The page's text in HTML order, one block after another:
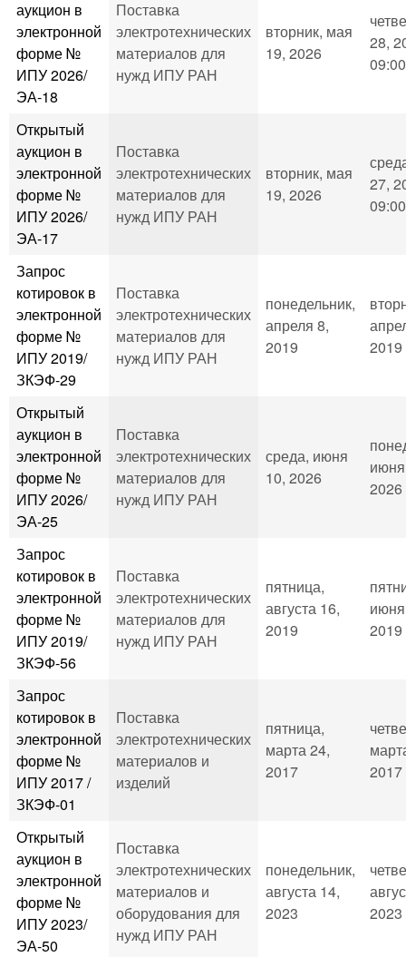
аукцион в
электронной
форме №
ИПУ 2026/
ЭА-18
Поставка
электротехнических
материалов для
нужд ИПУ РАН
вторник, мая
19, 2026
28,
09:00
Открытый
аукцион в
электронной
форме №
ИПУ 2026/
ЭА-17
Поставка
электротехнических
материалов для
нужд ИПУ РАН
вторник, мая
19, 2026
27,
09:00
Запрос
котировок в
электронной
форме №
ИПУ 2019/
ЗКЭФ-29
Поставка
электротехнических
материалов для
нужд ИПУ РАН
понедельник,
апреля 8,
2019
2019
Открытый
аукцион в
электронной
форме №
ИПУ 2026/
ЭА-25
Поставка
электротехнических
материалов для
нужд ИПУ РАН
среда, июня
10, 2026
2026
Запрос
котировок в
электронной
форме №
ИПУ 2019/
ЗКЭФ-56
Поставка
электротехнических
материалов для
нужд ИПУ РАН
пятница,
августа 16,
2019
2019
Запрос
котировок в
электронной
форме №
ИПУ 2017 /
ЗКЭФ-01
Поставка
электротехнических
материалов и
изделий
пятница,
марта 24,
2017
2017
Открытый
аукцион в
электронной
форме №
ИПУ 2023/
ЭА-50
Поставка
электротехнических
материалов и
оборудования для
нужд ИПУ РАН
понедельник,
августа 14,
2023
2023